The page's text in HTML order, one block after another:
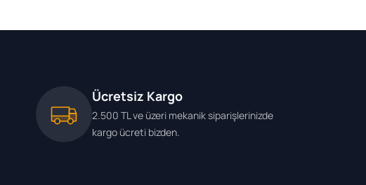
Ücretsiz Kargo
2.500 TL ve üzeri mekanik siparişlerinizde
kargo ücreti bizden.